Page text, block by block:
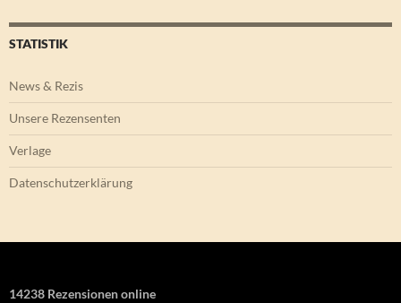
STATISTIK
News & Rezis
Unsere Rezensenten
Verlage
Datenschutzerklärung
14238 Rezensionen online